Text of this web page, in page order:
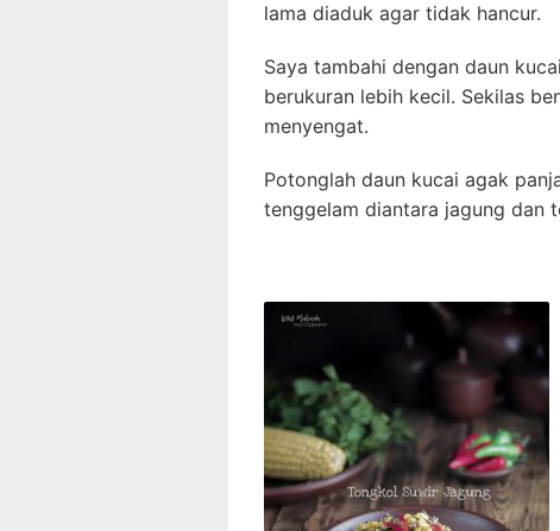
lama diaduk agar tidak hancur.
Saya tambahi dengan daun
berukuran lebih kecil. Sekilas
menyengat.
Potonglah daun kucai agak
tenggelam diantara jagung dan